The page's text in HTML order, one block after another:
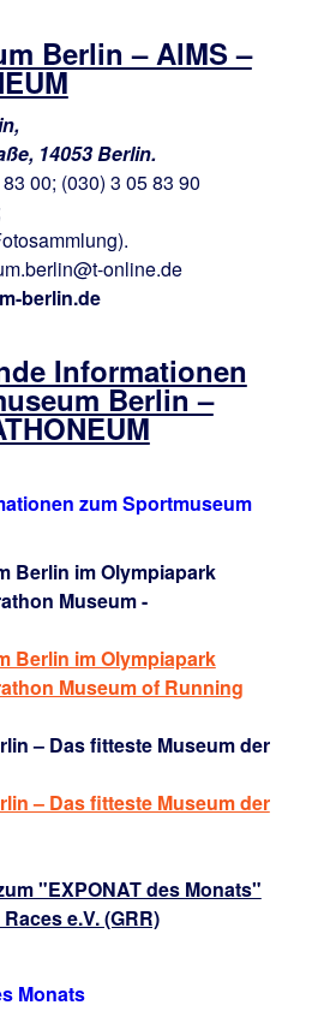
Berlin – AlMS –
14053 Berlin.
00; (030) 3 05 83 90
online.de
berlin.de
Informationen
Berlin –
zum Sportmuseum
Berlin im Olympiapark
Museum -
Berlin im Olympiapark
Museum of Running
– Das fitteste Museum der
– Das fitteste Museum der
"EXPONAT des Monats"
e.V. (GRR)
Monats